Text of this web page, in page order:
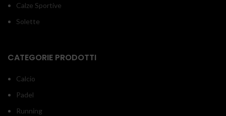
Calze Sportive
Solette
CATEGORIE PRODOTTI
Calcio
Padel
Running